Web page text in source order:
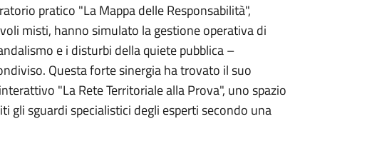
pratico "La Mappa delle Responsabilità",
misti, hanno simulato la gestione operativa di
e i disturbi della quiete pubblica –
Questa forte sinergia ha trovato il suo
"La Rete Territoriale alla Prova", uno spazio
sguardi specialistici degli esperti secondo una